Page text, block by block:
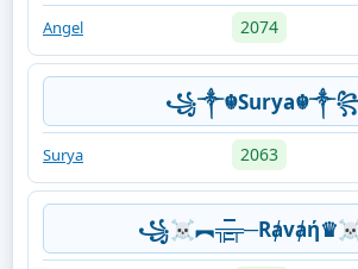
Angel 2074
Surya 2063